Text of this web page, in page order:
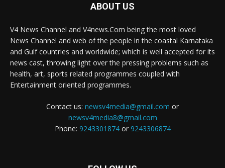
ABOUT US
V4 News Channel and V4news.Com being the most loved
News Channel and web of the people in the coastal Karnataka
and Gulf countries and worldwide; which is well accepted for its
news cast, throwing light over the pressing problems such as
health, art, sports related programmes coupled with
Entertainment oriented programmes.
Contact us: newsv4media@gmail.com or
newsv4media8@gmail.com
Phone: 9243301874or 9243306874